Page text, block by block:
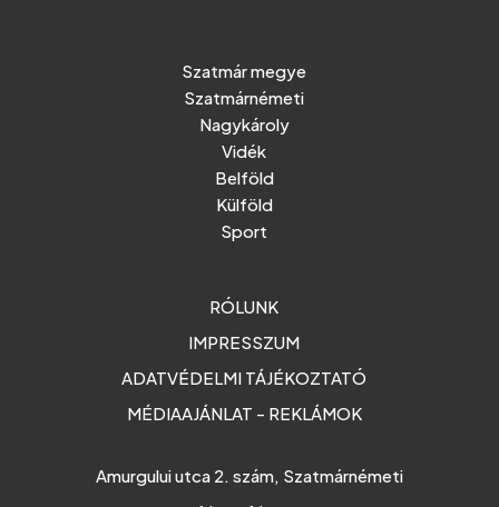
Szatmár megye
Szatmárnémeti
Nagykároly
Vidék
Belföld
Külföld
Sport
RÓLUNK
IMPRESSZUM
ADATVÉDELMI TÁJÉKOZTATÓ
MÉDIAAJÁNLAT - REKLÁMOK
Amurgului utca 2. szám, Szatmárnémeti